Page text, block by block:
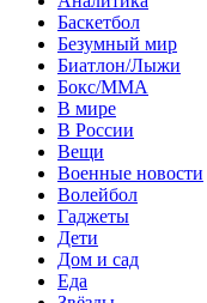
Баскетбол
Безумный мир
Биатлон/Лыжи
Бокс/MMA
В мире
В России
Вещи
Военные новости
Волейбол
Гаджеты
Дети
Дом и сад
Еда